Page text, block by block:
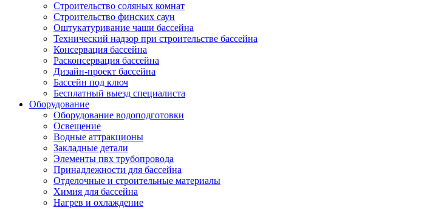
Строительство соляных комнат
Строительство финских саун
Оштукатуривание чаши бассейна
Технический надзор при строительстве бассейна
Консервация бассейна
Расконсервация бассейна
Дизайн-проект бассейна
Бассейн под ключ
Бесплатный выезд специалиста
Оборудование
Оборудование водоподготовки
Освещение
Водные аттракционы
Закладные детали
Элементы пвх трубопровода
Принадлежности для бассейна
Отделочные и строительные материалы
Химия для бассейна
Нагрев и охлаждение